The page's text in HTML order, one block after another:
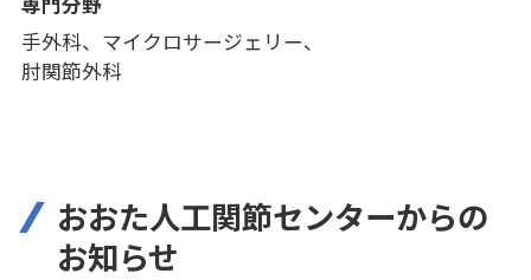
手外科、マイクロサージェリー、
肘関節外科
おおた人工関節センターからの
お知らせ